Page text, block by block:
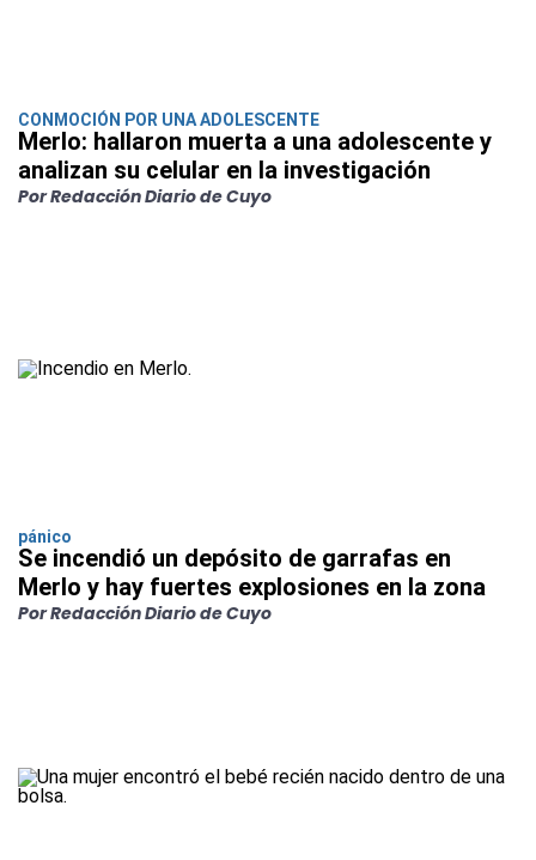
CONMOCIÓN POR UNA ADOLESCENTE
Merlo: hallaron muerta a una adolescente y
analizan su celular en la investigación
Por Redacción Diario de Cuyo
pánico
Se incendió un depósito de garrafas en
Merlo y hay fuertes explosiones en la zona
Por Redacción Diario de Cuyo